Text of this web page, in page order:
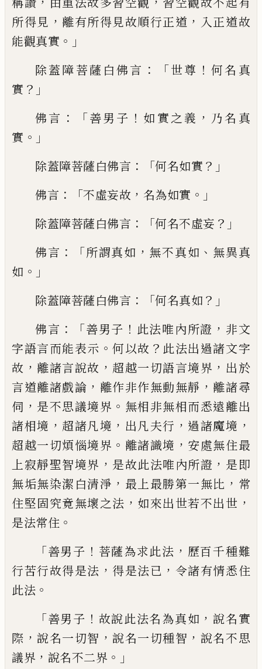
所得見 ， 離有所得見故順行正道 ， 入正道故
能觀真實 。」
除蓋障菩薩白佛言 ：「世尊 ！何名真
實 ？」
佛言 ：「善男子 ！ 如實之義 ， 乃名真
實 。」
除蓋障菩薩白佛言 ：「何名如實 ？」
佛言 ：「不虛妄故 ， 名為如實 。」
除蓋障菩薩白佛言 ：「何名不虛妄 ？」
佛言 ：「所謂真如 ， 無不真如 、 無異真
如 。」
除蓋障菩薩白佛言 ： 「何名真如 ？」
佛言 ：「善男子 ！ 此法唯內所證 ， 非文
字語言而能表示 。何以故 ？ 此法出過諸文字
故 ， 離諸言說故 ， 超越一切語言境界 ， 出於
言道離諸戲論 ， 離作非作無動無靜 ， 離諸尋
伺 ， 是不思議境界 。 無相非無相而悉遠離出
諸相境 ， 超諸凡境 ， 出凡夫行 ， 過諸魔境 ，
超越一切煩惱境界 。 離諸識境 ， 安處無住最
上寂靜聖智境界 ， 是故此法唯內所證 ， 是即
無垢無染潔白清淨 ， 最上最勝第一無比 ， 常
住堅固究竟無壞之法 ， 如來出世若不出世 ，
是法常住 。
「善男子 ！ 菩薩為求此法 ， 歷百千種難
行苦行故得是法 ， 得是法已 ， 令諸有情悉住
此法 。
「善男子 ！ 故說此法名為真如 ，說名實
際 ，說名一切智 ，說名一切種智 ， 說名不思
議界 ， 說名不二界 。」